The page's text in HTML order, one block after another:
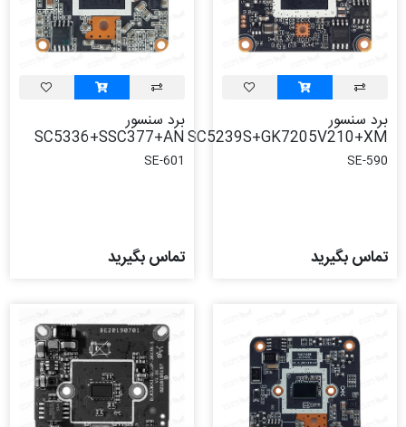
برد سنسور
SC5239S+GK7205V210+XM
SE-590
تماس بگیرید
برد سنسور
SC5336+SSC377+AN
SE-601
تماس بگیرید